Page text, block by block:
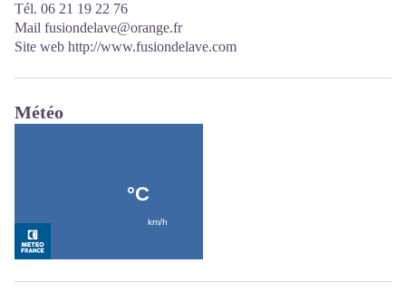
Tél. 06 21 19 22 76
Mail fusiondelave@orange.fr
Site web http://www.fusiondelave.com
Météo